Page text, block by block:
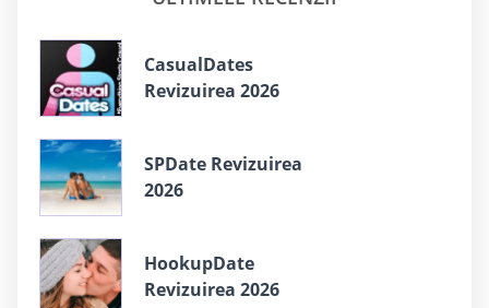
СasualDates
Revizuirea 2026
SPDate Revizuirea
2026
HookupDate
Revizuirea 2026